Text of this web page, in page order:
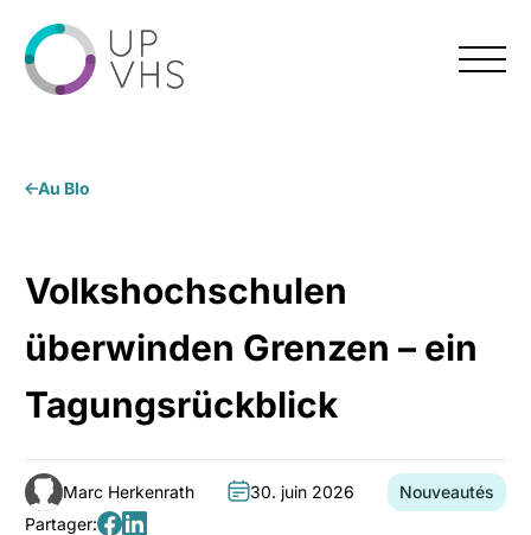
Menu
Au Blo
Volkshochschulen
überwinden Grenzen – ein
Tagungsrückblick
Auteur:
Marc Herkenrath
Date:
30. juin 2026
Catégorie:
Nouveautés
Partager: